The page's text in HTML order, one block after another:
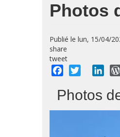
Photos
Publié le lun, 15/04/
share
tweet
Facebook
Twitter
Photos